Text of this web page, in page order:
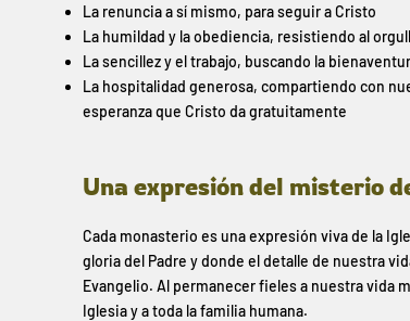
La renuncia a sí mismo, para seguir a Cristo
La humildad y la obediencia, resistiendo al
La sencillez y el trabajo, buscando la
La hospitalidad generosa, compartiendo con
esperanza que Cristo da gratuitamente
Una expresión del misterio
Cada monasterio es una expresión viva de la
gloria del Padre y donde el detalle de nuestra
Evangelio. Al permanecer fieles a nuestra vida
Iglesia y a toda la familia humana.